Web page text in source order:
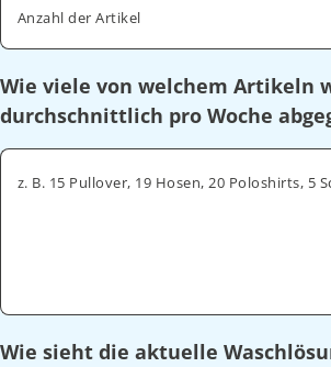
Anzahl der Artikel
Wie viele von welchem Artikeln
durchschnittlich pro Woche
z. B. 15 Pullover, 19 Hosen, 20 Poloshirts, 5
Wie sieht die aktuelle